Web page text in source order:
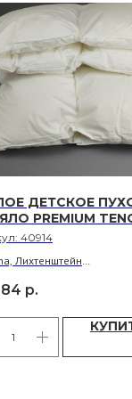
ДЕТСКОЕ
PREMIUM
40914
Лихтенштейн
тенсель, 50% хлопок
кассетное
р.